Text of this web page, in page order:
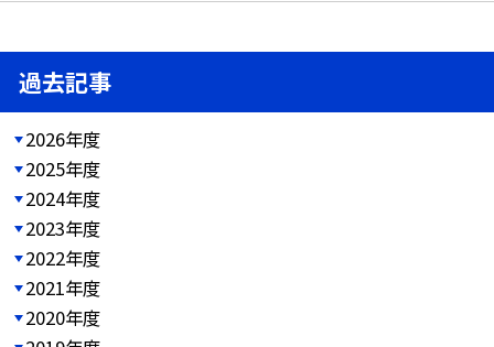
過去記事
2026年度
2025年度
2024年度
2023年度
2022年度
2021年度
2020年度